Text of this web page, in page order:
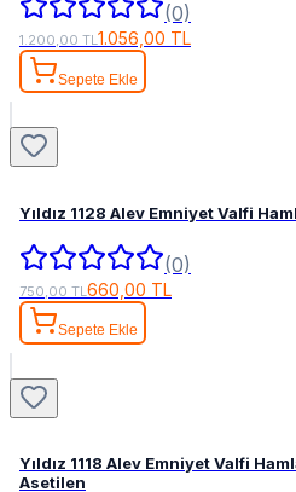
(0)
1.200,00 TL1.056,00 TL
Sepete Ekle
Yıldız 1128 Alev Emniyet Valfi
(0)
750,00 TL660,00 TL
Sepete Ekle
Yıldız 1118 Alev Emniyet Valfi
Asetilen